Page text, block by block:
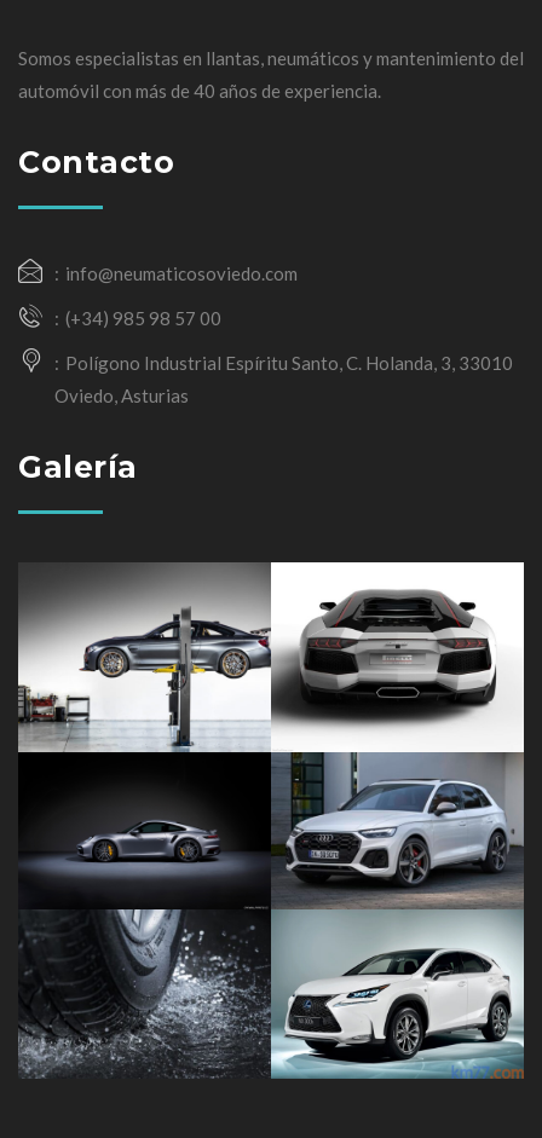
Somos especialistas en llantas, neumáticos y mantenimiento del
automóvil con más de 40 años de experiencia.
Contacto
info@neumaticosoviedo.com
(+34) 985 98 57 00
Polígono Industrial Espíritu Santo, C. Holanda, 3, 33010
Oviedo, Asturias
Galería